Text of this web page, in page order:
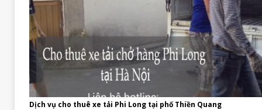
Dịch vụ cho thuê xe tải Phi Long tại phố Thiền Quang